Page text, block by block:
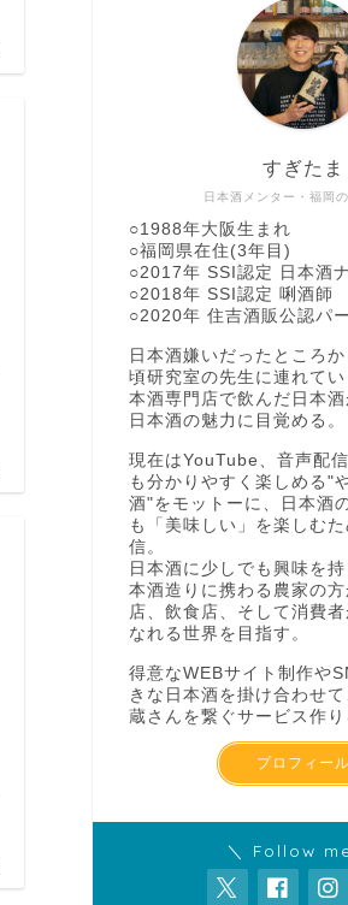
全国の日本酒銘柄紹介
撰純米【群馬県】
日本酒紹介
全国の日本酒銘柄紹介
キ【秋田県】
日本酒メンター・福岡
すぎたま
○1988年大阪生まれ
○福岡県在住(3年目)
○2017年 SSI認定 日本酒
○2018年 SSI認定 唎酒師
○2020年 住吉酒販公認パ
日本酒嫌いだったところ
頃研究室の先生に連れて
本酒専門店で飲んだ日本酒
日本酒の魅力に目覚める。
現在はYouTube、音声配
も分かりやすく楽しめる"
酒"をモットーに、日本酒
も「美味しい」を楽しむ
信。
日本酒に少しでも興味を
本酒造りに携わる農家の
店、飲食店、そして消費
なれる世界を目指す。
得意なWEBサイト制作や
きな日本酒を掛け合わせ
蔵さんを繋ぐサービス作り
プロフィール
＼ Follow